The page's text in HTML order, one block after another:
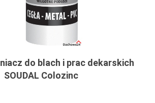
do blach i prac dekarskich
SOUDAL Colozinc